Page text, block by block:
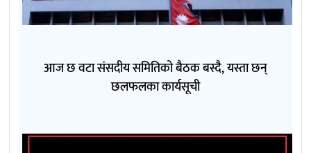
आज छ वटा संसदीय समितिको बैठक बस्दै, यस्ता छन्
छलफलका कार्यसूची